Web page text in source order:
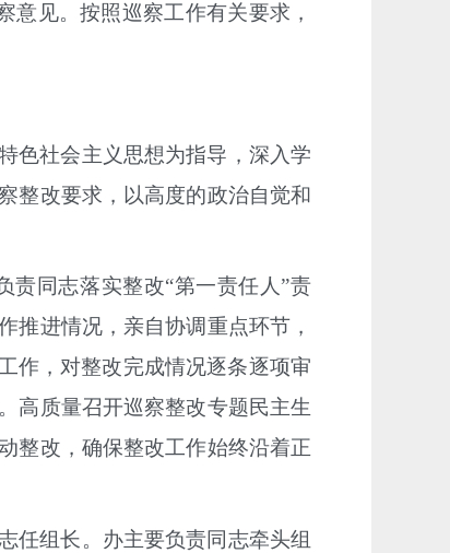
意见。按照巡察工作有关要求，
色社会主义思想为指导， 深入学
整改要求，以高度的政治自觉和
责同志落实整改“第一责任人”责
推进情况，亲自协调重点环节，
作，对整改完成情况逐条逐项审
高质量召开巡察整改专题民主生
整改，确保整改工作始终沿着正
任组长。办主要负责同志牵头组